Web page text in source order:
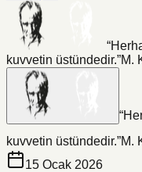
kuvvetin üstündedir.”M.
kuvvetin üstündedir.”M.
15 Ocak 2026